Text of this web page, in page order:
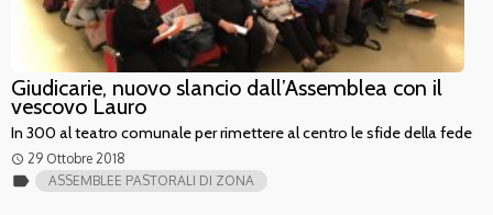
Giudicarie, nuovo slancio dall’Assemblea con il
vescovo Lauro
In 300 al teatro comunale per rimettere al centro le sfide della fede
access_time 29 Ottobre 2018
label ASSEMBLEE PASTORALI DI ZONA